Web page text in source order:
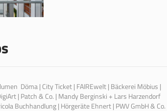
Döma | City Ticket | FAIREwelt | Bäckerei Möbius |
| Patch & Co. | Mandy Berginski + Lars Harzendorf
Buchhandlung | Hörgeräte Ehnert | PWV GmbH & Co.